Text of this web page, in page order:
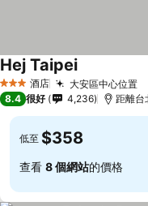
3 星級 酒店 大安區中心位置
Hej Taipei
8.4 很好 4,236 距離台
低至 $358
查看 8 個網站的價格